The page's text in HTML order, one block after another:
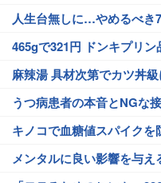
人生台無しに…やめるべき
465gで321円 ドンキプリン
麻辣湯 具材次第でカツ丼
うつ病患者の本音とNGな
キノコで血糖値スパイクを
メンタルに良い影響を与え